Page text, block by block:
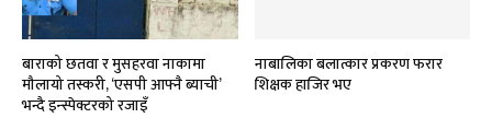
बाराको छतवा र मुसहरवा नाकामा
मौलायो तस्करी, ‘एसपी आफ्नै ब्याची’
भन्दै इन्स्पेक्टरको रजाइँ
नाबालिका बलात्कार प्रकरण फरार
शिक्षक हाजिर भए